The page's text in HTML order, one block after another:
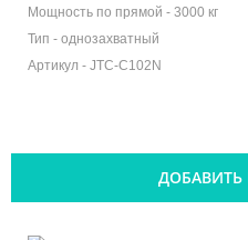
Мощность по прямой - 3000 кг
Тип - однозахватный
Артикул - JTC-C102N
ДОБАВИТЬ